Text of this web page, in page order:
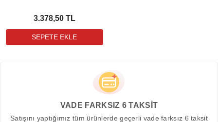
3.378,50 TL
VADE FARKSIZ 6 TAKSİT
Satışını yaptığımız tüm ürünlerde geçerli vade farksız 6 taksit